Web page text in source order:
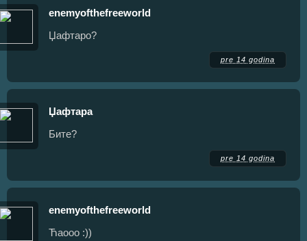
enemyofthefreeworld
Џафтаро?
pre 14 godina
Џафтара
Бите?
pre 14 godina
enemyofthefreeworld
Ћаооо :))